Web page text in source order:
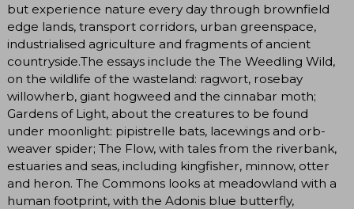
but experience nature every day through brownfield
edge lands, transport corridors, urban greenspace,
industrialised agriculture and fragments of ancient
countryside.The essays include the The Weedling Wild,
on the wildlife of the wasteland: ragwort, rosebay
willowherb, giant hogweed and the cinnabar moth;
Gardens of Light, about the creatures to be found
under moonlight: pipistrelle bats, lacewings and orb-
weaver spider; The Flow, with tales from the riverbank,
estuaries and seas, including kingfisher, minnow, otter
and heron. The Commons looks at meadowland with a
human footprint, with the Adonis blue butterfly,